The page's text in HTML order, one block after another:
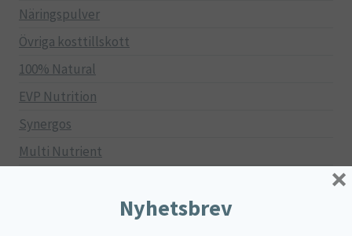
Näringspulver
Övriga kosttillskott
100% Natural
EVP Nutrition
Synergos
Multi Nutrient
Nyhetsbrev
×